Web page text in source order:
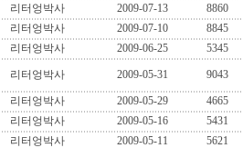
리터엉박사 2009-07-13
8860
리터엉박사 2009-07-10
8845
리터엉박사 2009-06-25 5345
리터엉박사 2009-05-31 9043
리터엉박사 2009-05-29
4665
리터엉박사 2009-05-16
5431
리터엉박사 2009-05-11
5621